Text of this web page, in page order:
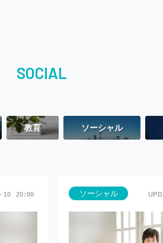
SOCIAL
教育 ソーシャル
10 20:00 ソーシャル